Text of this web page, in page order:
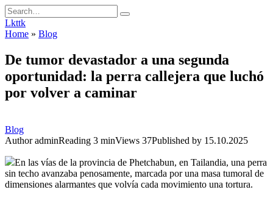
Skip
to
content
Search
for:
Lkttk
Home » Blog
De tumor devastador a una segunda
oportunidad: la perra callejera que luchó
por volver a caminar
Blog
AuthoradminReading 3 minViews 37Published by 15.10.2025
En las vías de la provincia de Phetchabun, en Tailandia, una perra
sin techo avanzaba penosamente, marcada por una masa tumoral de
dimensiones alarmantes que volvía cada movimiento una tortura.